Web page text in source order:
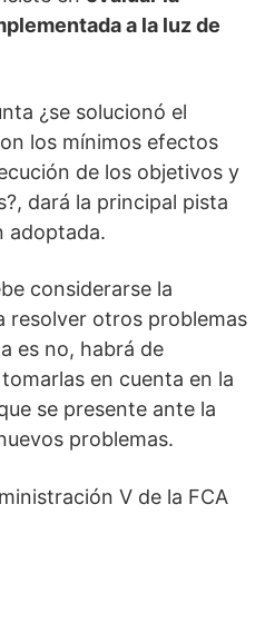
a la luz de
¿se solucionó el
los mínimos efectos
de los objetivos y
dará la principal pista
adoptada.
considerarse la
resolver otros problemas
es no, habrá de
en cuenta en la
se presente ante la
problemas.
V de la FCA